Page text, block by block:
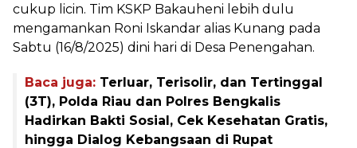
cukup licin. Tim KSKP Bakauheni lebih dulu
mengamankan Roni Iskandar alias Kunang pada
Sabtu (16/8/2025) dini hari di Desa Penengahan.
Baca juga: Terluar, Terisolir, dan Tertinggal
(3T), Polda Riau dan Polres Bengkalis
Hadirkan Bakti Sosial, Cek Kesehatan Gratis,
hingga Dialog Kebangsaan di Rupat